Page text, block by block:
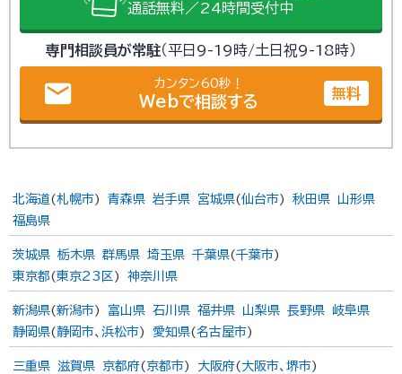
通話無料／24時間受付中
専門相談員が常駐（平日9-19時/土日祝9-18時）
email カンタン60秒！
Webで相談する 無料
北海道(札幌市) 青森県 岩手県 宮城県(仙台市) 秋田県
山形県
福島県
茨城県 栃木県 群馬県 埼玉県 千葉県(千葉市)
東京都( 東京23区 ) 神奈川県
新潟県(新潟市) 富山県 石川県 福井県 山梨県 長野県
岐阜県
静岡県(静岡市、 浜松市) 愛知県(名古屋市)
三重県 滋賀県 京都府( 京都市) 大阪府( 大阪市、 堺市)